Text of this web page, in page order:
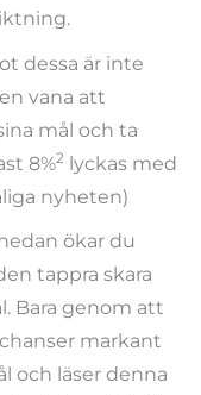
dessa är inte
vana att
mål och ta
8%2 lyckas med
nyheten)
ökar du
tappra skara
Bara genom att
markant
och läser denna